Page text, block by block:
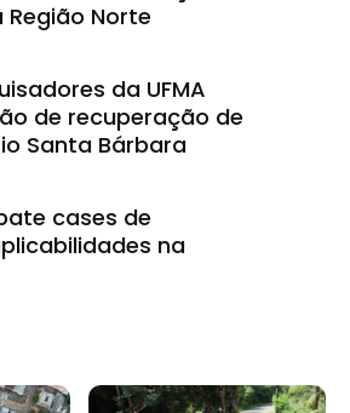
Norte
da UFMA
de recuperação de
Santa Bárbara
cases de
na